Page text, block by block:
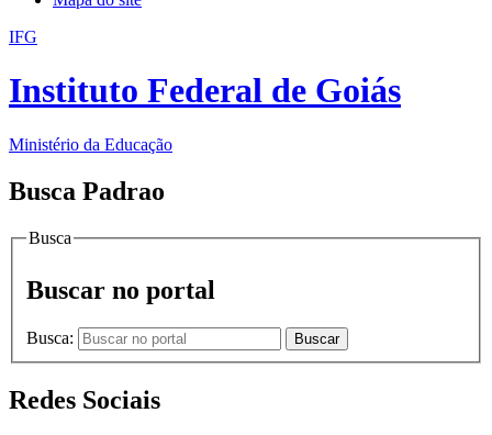
IFG
Instituto Federal de Goiás
Ministério da Educação
Busca Padrao
Busca
Buscar no portal
Busca: Buscar
Redes Sociais